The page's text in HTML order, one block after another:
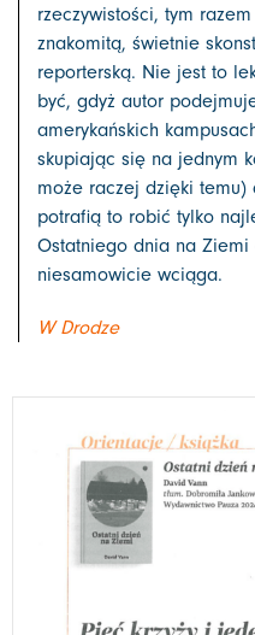
rzeczywistości, tym
znakomitą, świetnie
reporterską. Nie jest to
być, gdyż autor
amerykańskich
skupiając się na jednym
może raczej dzięki temu)
potrafią to robić tylko
Ostatniego dnia na
niesamowicie wciąga.
W Drodze